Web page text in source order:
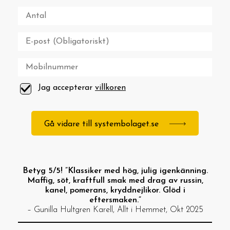
Jag accepterar villkoren
Gå vidare till systembolaget.se
Betyg 5/5! ”Klassiker med hög, julig igenkänning.
Maffig, söt, kraftfull smak med drag av russin,
kanel, pomerans, kryddnejlikor. Glöd i
eftersmaken.”
– Gunilla Hultgren Karell, Allt i Hemmet, Okt 2025